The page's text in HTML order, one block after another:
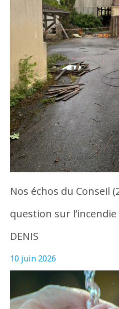
Nos échos du Conseil
question sur
DENIS
10 juin 2026